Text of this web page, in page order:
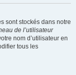
sont stockés dans notre
de l’utilisateur
nom d’utilisateur en
tous les